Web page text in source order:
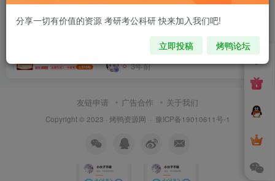
号卡推广单页源码
VIP专区 推广网创
3年前 11
友链申请 广告合作 关于我们
Copyright © 2023 · 烤鸭资源网 · 豫ICP备19010611号-1
分享一切有价值的资源 考研考公科研 快来加入我们吧!
立即投稿 烤鸭论坛